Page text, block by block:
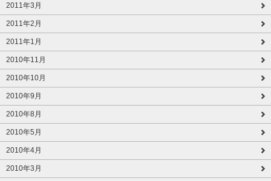
2011年3月
2011年2月
2011年1月
2010年11月
2010年10月
2010年9月
2010年8月
2010年5月
2010年4月
2010年3月